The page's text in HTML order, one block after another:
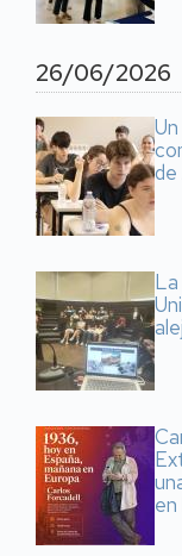
26/06/2026
de
en